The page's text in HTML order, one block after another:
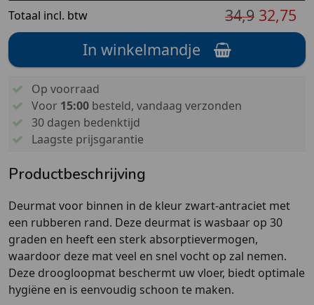
Totaal incl. btw 34,9 32,75
In winkelmandje
Op voorraad
Voor 15:00besteld, vandaag verzonden
30 dagen bedenktijd
Laagste prijsgarantie
Productbeschrijving
Deurmat voor binnen in de kleur zwart-antraciet met
een rubberen rand. Deze deurmat is wasbaar op 30
graden en heeft een sterk absorptievermogen,
waardoor deze mat veel en snel vocht op zal nemen.
Deze droogloopmat beschermt uw vloer, biedt optimale
hygiëne en is eenvoudig schoon te maken.